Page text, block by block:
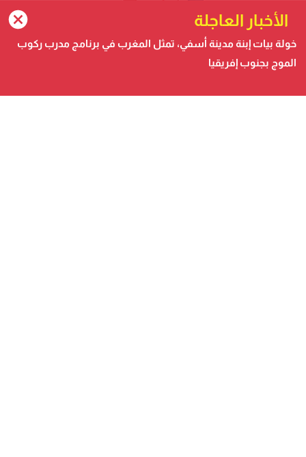
صحيفة الكترونية متجددة على مدار الساعة تصدر عن شركة
الأخبار العاجلة
خولة بيات إبنة مدينة أسفي، تمثل المغرب في برنامج مدرب ركوب
الموج بجنوب إفريقيا